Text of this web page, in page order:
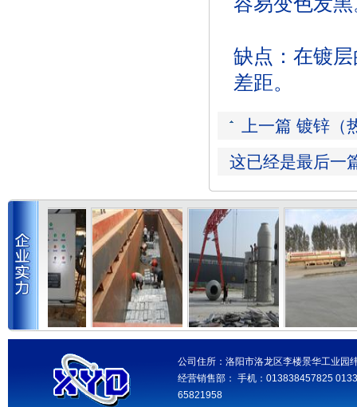
缺点：在镀
差距。
上一篇 镀锌（
这已经是最后一
公司住所：洛阳市洛龙区李楼景华工业园
经营销售部： 手机：013838457825
65821958